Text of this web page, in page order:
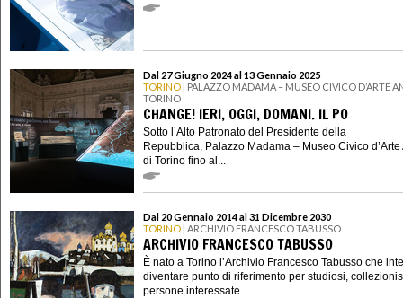
Dal 27 Giugno 2024 al 13 Gennaio 2025
TORINO | PALAZZO MADAMA – MUSEO CIVICO D’ARTE
TORINO
CHANGE! IERI, OGGI, DOMANI. IL PO
Sotto l’Alto Patronato del Presidente della
Repubblica, Palazzo Madama – Museo Civico d’Arte
di Torino fino al...
Dal 20 Gennaio 2014 al 31 Dicembre 2030
TORINO | ARCHIVIO FRANCESCO TABUSSO
ARCHIVIO FRANCESCO TABUSSO
È nato a Torino l’Archivio Francesco Tabusso che
diventare punto di riferimento per studiosi,
persone interessate...